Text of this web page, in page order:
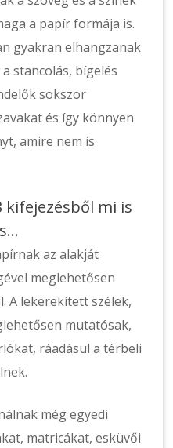
a papír formája is.
gyakran elhangzanak
stancolás, bígelés
sokszor
és így könnyen
amire nem is
kifejezésből mi is
az alakját
meglehetősen
A lekerekített szélek,
mutatósak,
ráadásul a térbeli
még egyedi
matricákat, esküvői